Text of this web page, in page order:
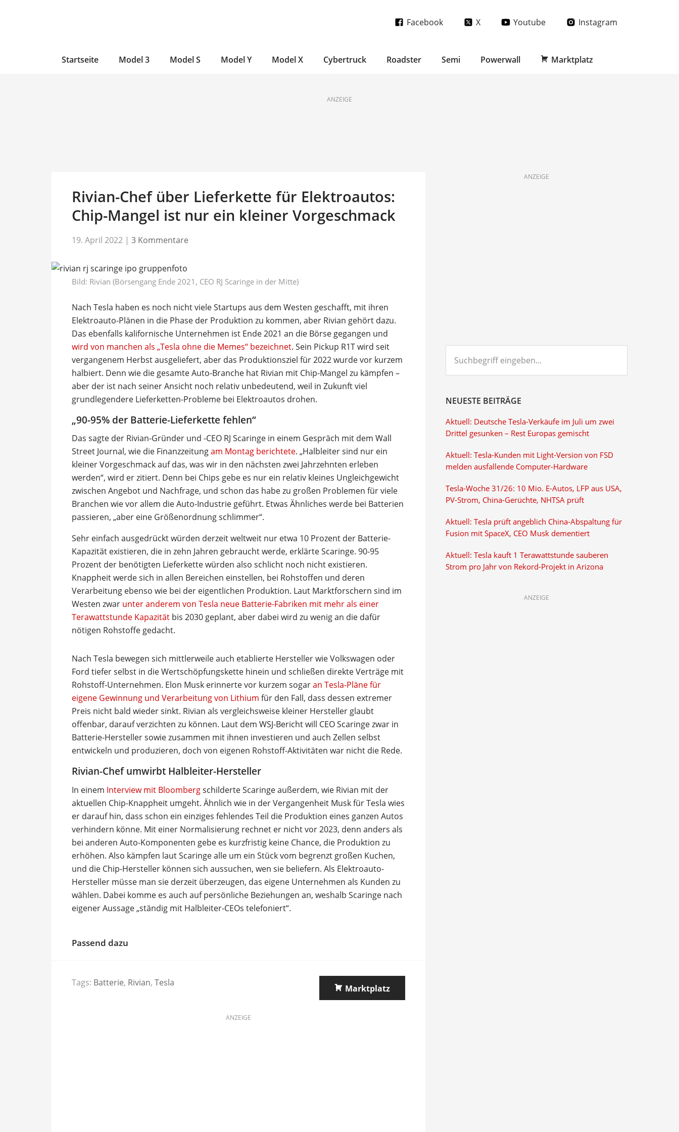
Facebook X Youtube Instagram
Startseite Model 3 Model S Model Y Model X Cybertruck Roadster Semi Powerwall Marktplatz
ANZEIGE
Rivian-Chef über Lieferkette für Elektroautos:
Chip-Mangel ist nur ein kleiner Vorgeschmack
19. April 2022 | 3 Kommentare
Bild: Rivian (Börsengang Ende 2021, CEO RJ Scaringe in der Mitte)
Nach Tesla haben es noch nicht viele Startups aus dem Westen geschafft, mit ihren
Elektroauto-Plänen in die Phase der Produktion zu kommen, aber Rivian gehört dazu.
Das ebenfalls kalifornische Unternehmen ist Ende 2021 an die Börse gegangen und
wird von manchen als „Tesla ohne die Memes“ bezeichnet. Sein Pickup R1T wird seit
vergangenem Herbst ausgeliefert, aber das Produktionsziel für 2022 wurde vor kurzem
halbiert. Denn wie die gesamte Auto-Branche hat Rivian mit Chip-Mangel zu kämpfen –
aber der ist nach seiner Ansicht noch relativ unbedeutend, weil in Zukunft viel
grundlegendere Lieferketten-Probleme bei Elektroautos drohen.
„90-95% der Batterie-Lieferkette fehlen“
Das sagte der Rivian-Gründer und -CEO RJ Scaringe in einem Gespräch mit dem Wall
Street Journal, wie die Finanzzeitungam Montag berichtete. „Halbleiter sind nur ein
kleiner Vorgeschmack auf das, was wir in den nächsten zwei Jahrzehnten erleben
werden“, wird er zitiert. Denn bei Chips gebe es nur ein relativ kleines Ungleichgewicht
zwischen Angebot und Nachfrage, und schon das habe zu großen Problemen für viele
Branchen wie vor allem die Auto-Industrie geführt. Etwas Ähnliches werde bei Batterien
passieren, „aber eine Größenordnung schlimmer“.
Sehr einfach ausgedrückt würden derzeit weltweit nur etwa 10 Prozent der Batterie-
Kapazität existieren, die in zehn Jahren gebraucht werde, erklärte Scaringe. 90-95
Prozent der benötigten Lieferkette würden also schlicht noch nicht existieren.
Knappheit werde sich in allen Bereichen einstellen, bei Rohstoffen und deren
Verarbeitung ebenso wie bei der eigentlichen Produktion. Laut Marktforschern sind im
Westen zwar unter anderem von Tesla neue Batterie-Fabriken mit mehr als einer
Terawattstunde Kapazität bis 2030 geplant, aber dabei wird zu wenig an die dafür
nötigen Rohstoffe gedacht.
Nach Tesla bewegen sich mittlerweile auch etablierte Hersteller wie Volkswagen oder
Ford tiefer selbst in die Wertschöpfungskette hinein und schließen direkte Verträge mit
Rohstoff-Unternehmen. Elon Musk erinnerte vor kurzem sogaran Tesla-Pläne für
eigene Gewinnung und Verarbeitung von Lithium für den Fall, dass dessen extremer
Preis nicht bald wieder sinkt. Rivian als vergleichsweise kleiner Hersteller glaubt
offenbar, darauf verzichten zu können. Laut dem WSJ-Bericht will CEO Scaringe zwar in
Batterie-Hersteller sowie zusammen mit ihnen investieren und auch Zellen selbst
entwickeln und produzieren, doch von eigenen Rohstoff-Aktivitäten war nicht die Rede.
Rivian-Chef umwirbt Halbleiter-Hersteller
In einem Interview mit Bloombergschilderte Scaringe außerdem, wie Rivian mit der
aktuellen Chip-Knappheit umgeht. Ähnlich wie in der Vergangenheit Musk für Tesla wies
er darauf hin, dass schon ein einziges fehlendes Teil die Produktion eines ganzen Autos
verhindern könne. Mit einer Normalisierung rechnet er nicht vor 2023, denn anders als
bei anderen Auto-Komponenten gebe es kurzfristig keine Chance, die Produktion zu
erhöhen. Also kämpfen laut Scaringe alle um ein Stück vom begrenzt großen Kuchen,
und die Chip-Hersteller können sich aussuchen, wen sie beliefern. Als Elektroauto-
Hersteller müsse man sie derzeit überzeugen, das eigene Unternehmen als Kunden zu
wählen. Dabei komme es auch auf persönliche Beziehungen an, weshalb Scaringe nach
eigener Aussage „ständig mit Halbleiter-CEOs telefoniert“.
Passend dazu
Tags: Batterie, Rivian, Tesla
Marktplatz
ANZEIGE
ANZEIGE
eingeben...
NEUESTE BEITRÄGE
Aktuell: Deutsche Tesla-Verkäufe im Juli um zwei
Drittel gesunken – Rest Europas gemischt
Aktuell: Tesla-Kunden mit Light-Version von FSD
melden ausfallende Computer-Hardware
Tesla-Woche 31/26: 10 Mio. E-Autos, LFP aus USA,
PV-Strom, China-Gerüchte, NHTSA prüft
Aktuell: Tesla prüft angeblich China-Abspaltung für
Fusion mit SpaceX, CEO Musk dementiert
Aktuell: Tesla kauft 1 Terawattstunde sauberen
Strom pro Jahr von Rekord-Projekt in Arizona
ANZEIGE